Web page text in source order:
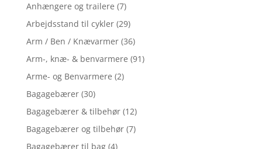
Anhængere og trailere (7)
Arbejdsstand til cykler (29)
Arm / Ben / Knævarmer (36)
Arm-, knæ- & benvarmere (91)
Arme- og Benvarmere (2)
Bagagebærer (30)
Bagagebærer & tilbehør (12)
Bagagebærer og tilbehør (7)
Bagagebærer til bag (4)